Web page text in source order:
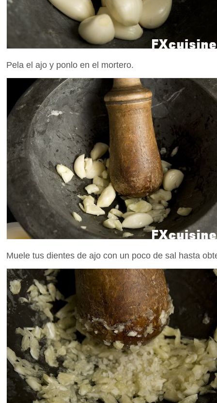
Pela el ajo y ponlo en el mortero.
Muele tus dientes de ajo con un poco de sal hasta